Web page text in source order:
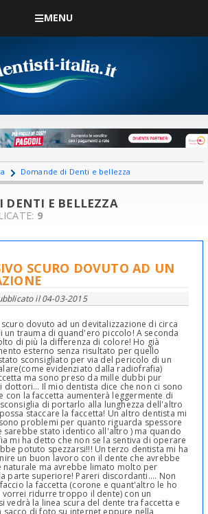
MENU
Domande di Denti e bellezza
E BELLEZZA
9
SCURO DOVUTO AD UN
il04-03-2015
scuro dovuto ad un devitalizzazione di circa
un trauma di quand'ero piccolo! A seconda
di più la differenza di colore! Ho già
esterno senza risultato per quello
sconsigliato per via del pericolo di un
evidenziato dalla radiofrafia)
ma sono preso da mille dubbi pur
dottori... Il mio dentista dice che non ci sono
con la faccetta aumenterà leggermente di
di portarlo alla lunghezza dell'altro
staccare la faccetta! Un altro dentista mi
problemi per quanto riguarda spessore
sarebbe stato identico all'altro ) ma quando
mi ha detto che non se la sentiva di operare
potuto spezzarsi!!! Un terzo dentista mi ha
un buon lavoro con il dente che avrebbe
ma avrebbe limato molto per
parte superiore! Pareri discordanti.... Non
la faccetta (corone e quant'altro le ho
vorrei ridurre troppo il dente) con un
vedrà la linea scura del dente tra faccetta e
sacco di foto su internet eppure nella